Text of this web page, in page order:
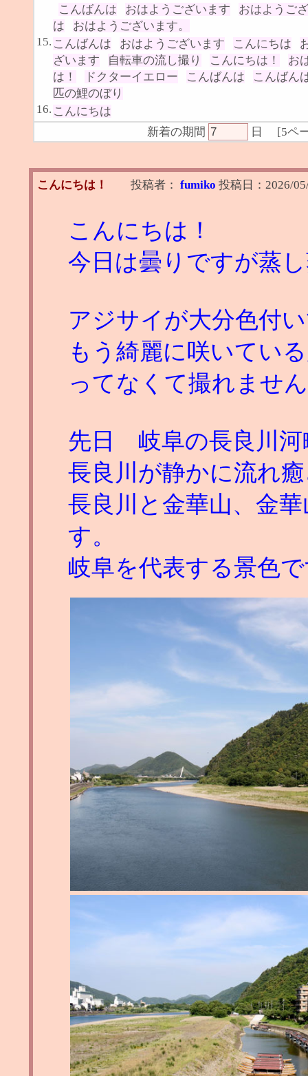
こんばんは
おはようございます
おはようご
は
おはようございます。
15. こんばんは おはようございます こんにちは
ざいます
自転車の流し撮り こんにちは！
お
は！
ドクターイエロー こんばんは
こんばん
匹の鯉のぼり
16. こんにちは
新着の期間
日 [5ペ
こんにちは！ 投稿者： fumiko 投稿日： 2026/
こんにちは！
今日は曇りですが蒸
アジサイが大分色付
もう綺麗に咲いてい
ってなくて撮れませ
先日 岐阜の長良川河
長良川が静かに流れ
長良川と金華山、金
す。
岐阜を代表する景色